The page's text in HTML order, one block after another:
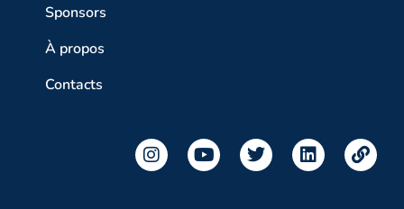
Sponsors
À propos
Contacts